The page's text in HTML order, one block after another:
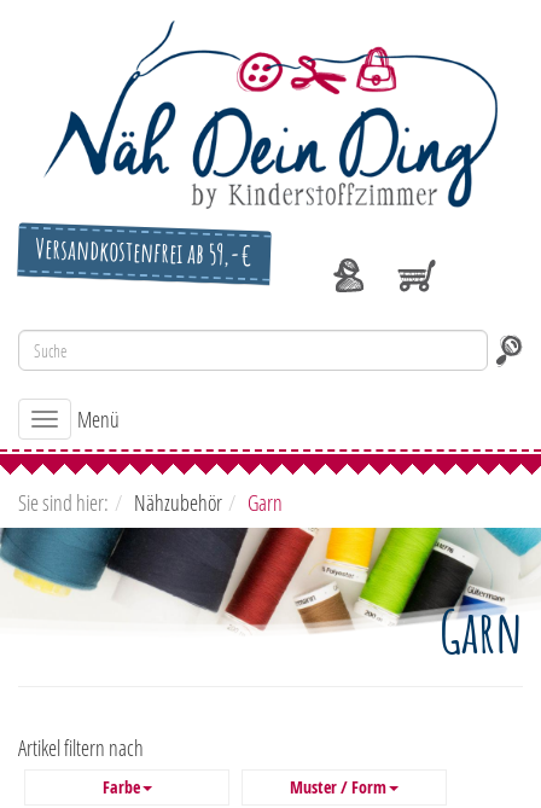
Versandkostenfrei ab 59,-€
Toggle
navigation
Menü
Sie sind hier: Nähzubehör Garn
Garn
Artikel filtern nach
Farbe Muster / Form